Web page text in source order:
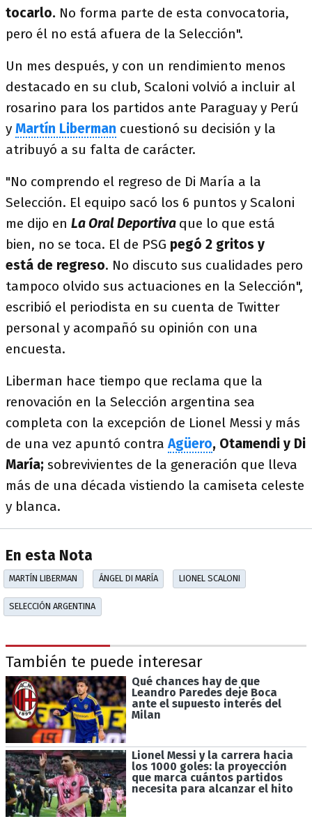
tocarlo. No forma parte de esta convocatoria,
pero él no está afuera de la Selección".
Un mes después, y con un rendimiento menos
destacado en su club, Scaloni volvió a incluir al
rosarino para los partidos ante Paraguay y Perú
y Martín Liberman cuestionó su decisión y la
atribuyó a su falta de carácter.
"No comprendo el regreso de Di María a la
Selección. El equipo sacó los 6 puntos y Scaloni
me dijo en La Oral Deportiva que lo que está
bien, no se toca. El de PSG pegó 2 gritos y
está de regreso. No discuto sus cualidades pero
tampoco olvido sus actuaciones en la Selección",
escribió el periodista en su cuenta de Twitter
personal y acompañó su opinión con una
encuesta.
Liberman hace tiempo que reclama que la
renovación en la Selección argentina sea
completa con la excepción de Lionel Messi y más
de una vez apuntó contraAgüero, Otamendi y Di
María; sobrevivientes de la generación que lleva
más de una década vistiendo la camiseta celeste
y blanca.
En esta Nota
MARTÍN LIBERMAN ÁNGEL DI MARÍA LIONEL SCALONI
SELECCIÓN ARGENTINA
También te puede interesar
Qué chances hay de que
Leandro Paredes deje Boca
ante el supuesto interés del
Milan
Lionel Messi y la carrera hacia
los 1000 goles: la proyección
que marca cuántos partidos
necesita para alcanzar el hito